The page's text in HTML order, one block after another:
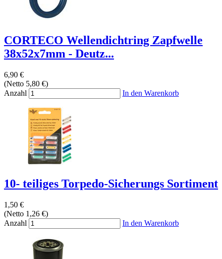
CORTECO Wellendichtring Zapfwelle
38x52x7mm - Deutz...
6,90 €
(Netto 5,80 €)
Anzahl
In den Warenkorb
10- teiliges Torpedo-Sicherungs Sortiment
1,50 €
(Netto 1,26 €)
Anzahl
In den Warenkorb